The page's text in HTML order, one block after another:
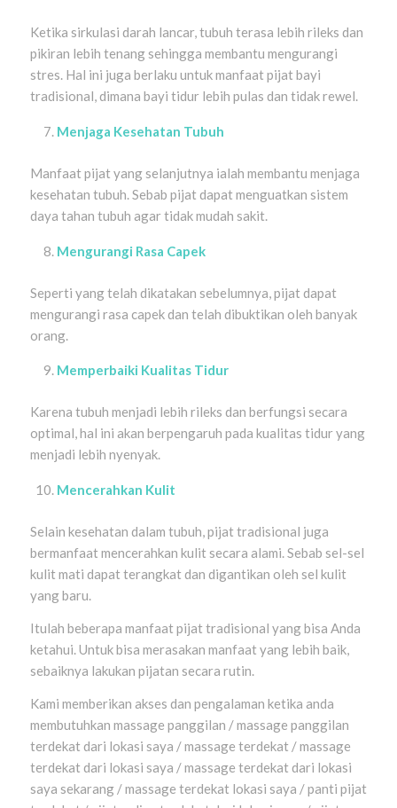
Ketika sirkulasi darah lancar, tubuh terasa lebih rileks dan
pikiran lebih tenang sehingga membantu mengurangi
stres. Hal ini juga berlaku untuk manfaat pijat bayi
tradisional, dimana bayi tidur lebih pulas dan tidak rewel.
Menjaga Kesehatan Tubuh
Manfaat pijat yang selanjutnya ialah membantu menjaga
kesehatan tubuh. Sebab pijat dapat menguatkan sistem
daya tahan tubuh agar tidak mudah sakit.
Mengurangi Rasa Capek
Seperti yang telah dikatakan sebelumnya, pijat dapat
mengurangi rasa capek dan telah dibuktikan oleh banyak
orang.
Memperbaiki Kualitas Tidur
Karena tubuh menjadi lebih rileks dan berfungsi secara
optimal, hal ini akan berpengaruh pada kualitas tidur yang
menjadi lebih nyenyak.
Mencerahkan Kulit
Selain kesehatan dalam tubuh, pijat tradisional juga
bermanfaat mencerahkan kulit secara alami. Sebab sel-sel
kulit mati dapat terangkat dan digantikan oleh sel kulit
yang baru.
Itulah beberapa manfaat pijat tradisional yang bisa Anda
ketahui. Untuk bisa merasakan manfaat yang lebih baik,
sebaiknya lakukan pijatan secara rutin.
Kami memberikan akses dan pengalaman ketika anda
membutuhkan massage panggilan / massage panggilan
terdekat dari lokasi saya / massage terdekat / massage
terdekat dari lokasi saya / massage terdekat dari lokasi
saya sekarang / massage terdekat lokasi saya / panti pijat